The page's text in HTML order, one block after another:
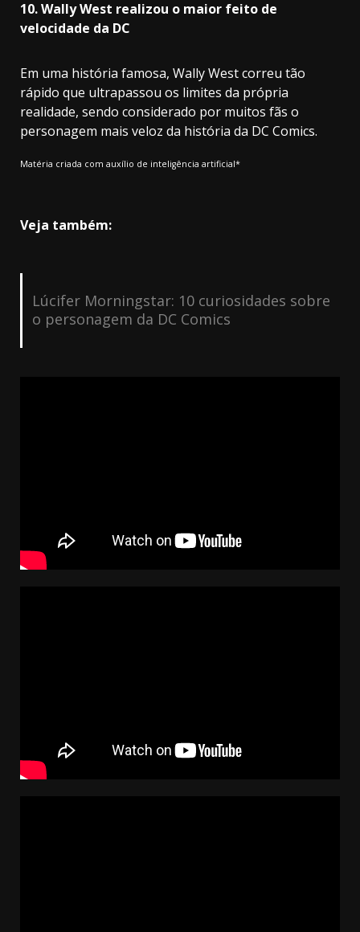
10. Wally West realizou o maior feito de
velocidade da DC
Em uma história famosa, Wally West correu tão
rápido que ultrapassou os limites da própria
realidade, sendo considerado por muitos fãs o
personagem mais veloz da história da DC Comics.
Matéria criada com auxílio de inteligência artificial*
Veja também:
Lúcifer Morningstar: 10 curiosidades sobre
o personagem da DC Comics